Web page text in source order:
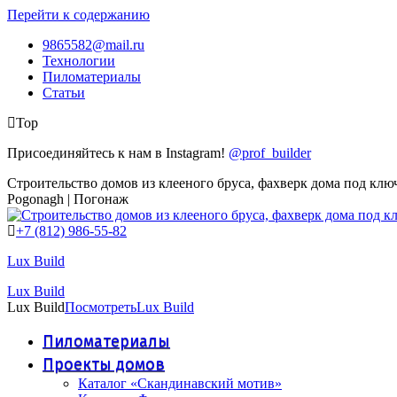
Перейти к содержанию
9865582@mail.ru
Технологии
Пиломатериалы
Статьи
Top
Присоединяйтесь к нам в Instagram! @prof_builder
Строительство домов из клееного бруса, фахверк дома под
Pogonagh | Погонаж
+7 (812) 986-55-82
Lux Build
Lux Build
Lux BuildПосмотретьLux Build
Пиломатериалы
Проекты домов
Каталог «Скандинавский мотив»